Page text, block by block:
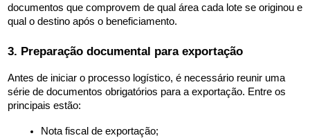
documentos que comprovem de qual área cada lote se originou e
qual o destino após o beneficiamento.
3. Preparação documental para exportação
Antes de iniciar o processo logístico, é necessário reunir uma
série de documentos obrigatórios para a exportação. Entre os
principais estão:
Nota fiscal de exportação;